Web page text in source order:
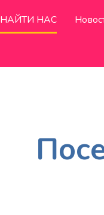
НАЙТИ НАС